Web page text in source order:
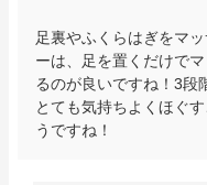
足裏やふくらはぎをマ
ーは、足を置くだけで
るのが良いですね！3段
とても気持ちよくほぐ
うですね！